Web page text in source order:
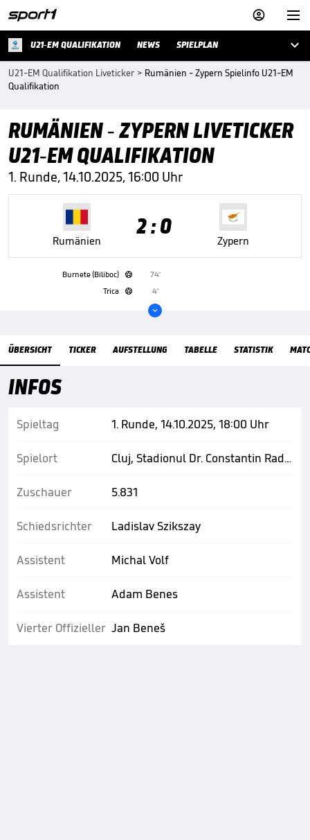


U21-EM QUALIFIKATION NEWS SPIELPLAN 
U21-EM Qualifikation Liveticker > Rumänien - Zypern Spielinfo U21-EM
Qualifikation
RUMÄNIEN - ZYPERN LIVETICKER
U21-EM QUALIFIKATION
1. Runde, 14.10.2025, 16:00 Uhr
Rumänien
2 : 0
Zypern
Burnete (Biliboc) 
74'
Trica
 4'

ÜBERSICHT TICKER AUFSTELLUNG TABELLE STATISTIK
Übersicht
INFOS
Spieltag
Spielort
Zuschauer
Schiedsrichter
Assistent
Assistent
Vierter Offizieller
1. Runde, 14.10.2025, 18:00 Uhr
Cluj, Stadionul Dr. Constantin Radulescu
5.831
Ladislav Szikszay
Michal Volf
Adam Benes
Jan Beneš